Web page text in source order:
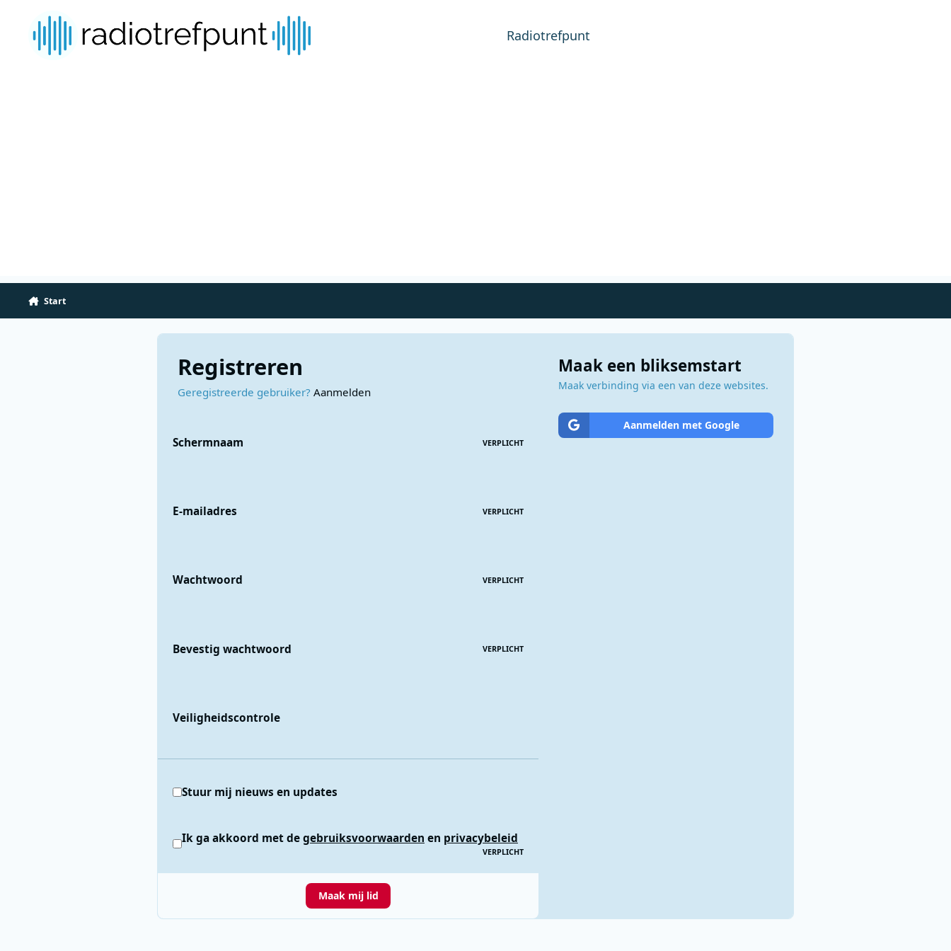
Radiotrefpunt
Start
Registreren
Geregistreerde gebruiker? Aanmelden
Schermnaam VERPLICHT
E-mailadres VERPLICHT
Wachtwoord VERPLICHT
Bevestig wachtwoord VERPLICHT
Veiligheidscontrole
Stuur mij nieuws en updates
Ik ga akkoord met degebruiksvoorwaarden en privacybeleid
VERPLICHT
Maak mij lid
Maak een bliksemstart
Maak verbinding via een van deze websites.
Aanmelden met Google